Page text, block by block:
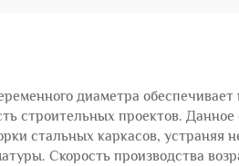
диаметра
строительных проектов. Данное
стальных каркасов, устраняя
Скорость производства